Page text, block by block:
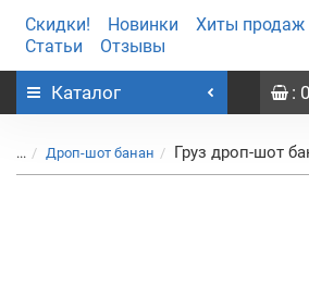
Скидки! Новинки Хиты продаж
Статьи
Отзывы
Каталог : 0
... Дроп-шот банан Груз дроп-шот